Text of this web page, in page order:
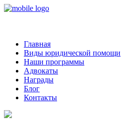
Главная
Виды юридической помощи
Наши программы
Адвокаты
Награды
Блог
Контакты